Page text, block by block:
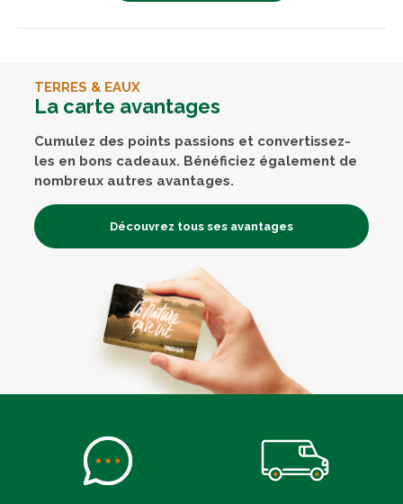
TERRES & EAUX
La carte avantages
Cumulez des points passions et convertissez-
les en bons cadeaux. Bénéficiez également de
nombreux autres avantages.
Découvrez tous ses avantages